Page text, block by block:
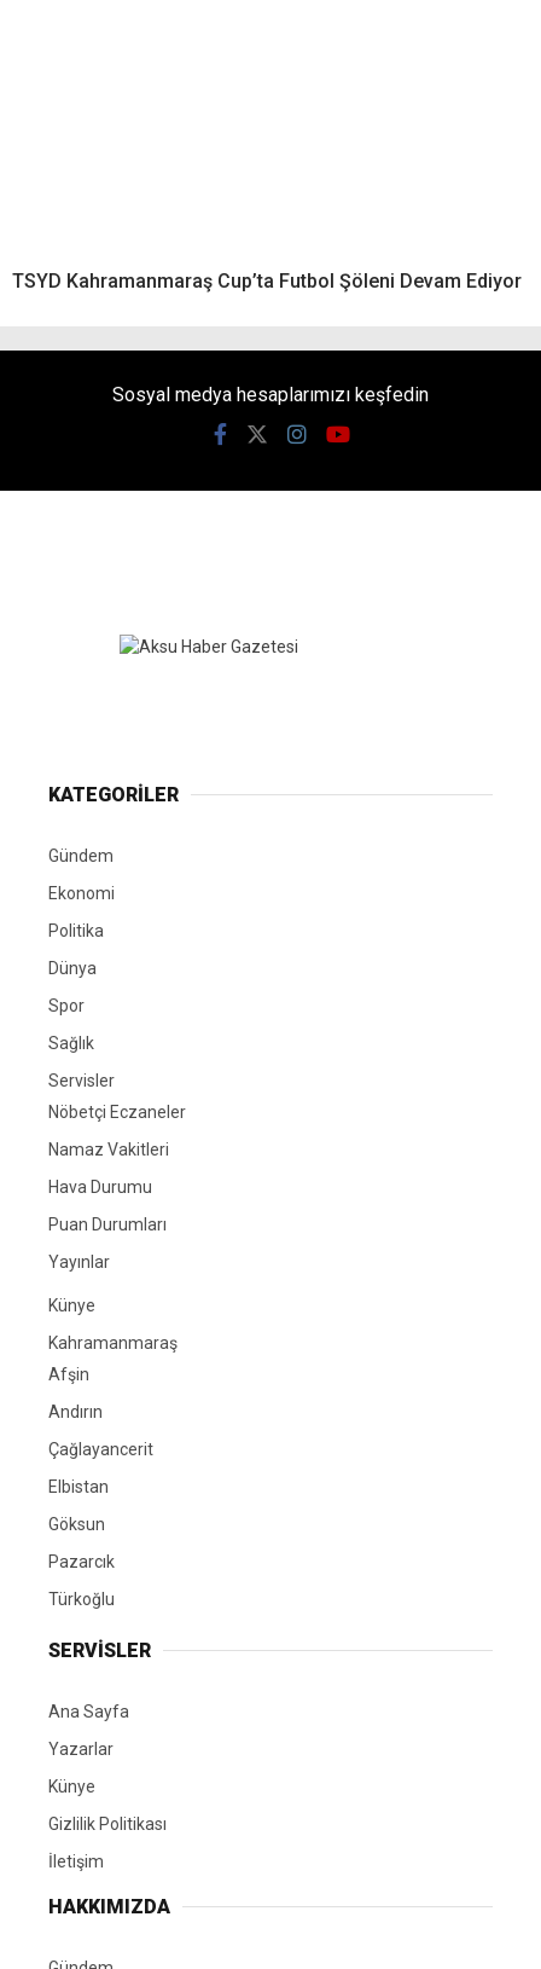
TSYD Kahramanmaraş Cup’ta Futbol Şöleni Devam Ediyor
Sosyal medya hesaplarımızı keşfedin
KATEGORİLER
Gündem
Ekonomi
Politika
Dünya
Spor
Sağlık
Servisler
Nöbetçi Eczaneler
Namaz Vakitleri
Hava Durumu
Puan Durumları
Yayınlar
Künye
Kahramanmaraş
Afşin
Andırın
Çağlayancerit
Elbistan
Göksun
Pazarcık
Türkoğlu
SERVİSLER
Ana Sayfa
Yazarlar
Künye
Gizlilik Politikası
İletişim
HAKKIMIZDA